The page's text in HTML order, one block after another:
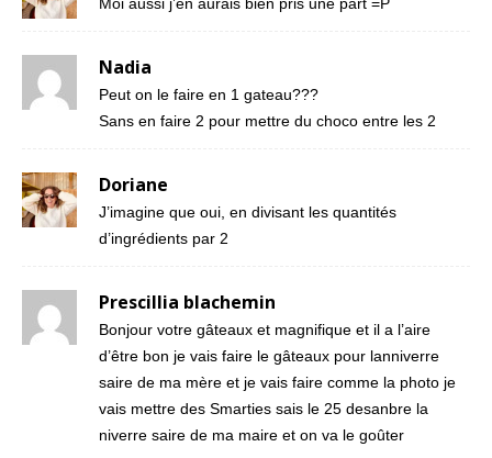
Moi aussi j’en aurais bien pris une part =P
Nadia
Peut on le faire en 1 gateau???
Sans en faire 2 pour mettre du choco entre les 2
Doriane
J’imagine que oui, en divisant les quantités
d’ingrédients par 2
Prescillia blachemin
Bonjour votre gâteaux et magnifique et il a l’aire
d’être bon je vais faire le gâteaux pour lanniverre
saire de ma mère et je vais faire comme la photo je
vais mettre des Smarties sais le 25 desanbre la
niverre saire de ma maire et on va le goûter